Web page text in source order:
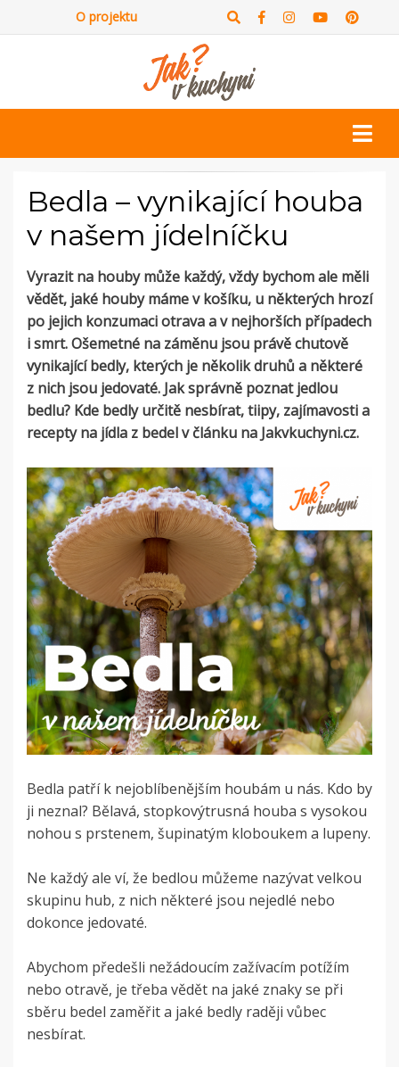
O projektu
Bedla – vynikající houba
v našem jídelníčku
Vyrazit na houby může každý, vždy bychom ale měli
vědět, jaké houby máme v košíku, u některých hrozí
po jejich konzumaci otrava a v nejhorších případech
i smrt. Ošemetné na záměnu jsou právě chutově
vynikající bedly, kterých je několik druhů a některé
z nich jsou jedovaté. Jak správně poznat jedlou
bedlu? Kde bedly určitě nesbírat, tiipy, zajímavosti a
recepty na jídla z bedel v článku na Jakvkuchyni.cz.
Bedla patří k nejoblíbenějším houbám u nás. Kdo by
ji neznal? Bělavá, stopkovýtrusná houba s vysokou
nohou s prstenem, šupinatým kloboukem a lupeny.
Ne každý ale ví, že bedlou můžeme nazývat velkou
skupinu hub, z nich některé jsou nejedlé nebo
dokonce jedovaté.
Abychom předešli nežádoucím zažívacím potížím
nebo otravě, je třeba vědět na jaké znaky se při
sběru bedel zaměřit a jaké bedly raději vůbec
nesbírat.